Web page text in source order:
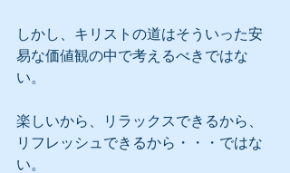
しかし、キリストの道はそういった安
易な価値観の中で考えるべきではな
い。
楽しいから、リラックスできるから、
リフレッシュできるから・・・ではな
い。